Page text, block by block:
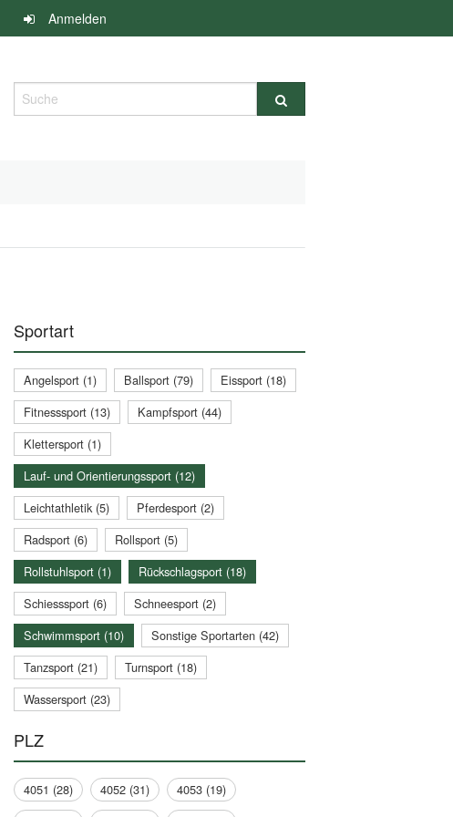
Anmelden
Suche
Sportart
Angelsport (1) Ballsport (79)
Eissport (18)
Fitnesssport (13)
Kampfsport (44)
Klettersport (1)
Lauf- und Orientierungssport (12)
Leichtathletik (5)
Pferdesport (2)
Radsport (6)
Rollsport (5)
Rollstuhlsport (1)
Rückschlagsport (18)
Schiesssport (6)
Schneesport (2)
Schwimmsport (10)
Sonstige Sportarten (42)
Tanzsport (21)
Turnsport (18)
Wassersport (23)
PLZ
4051 (28) 4052 (31)
4053 (19)